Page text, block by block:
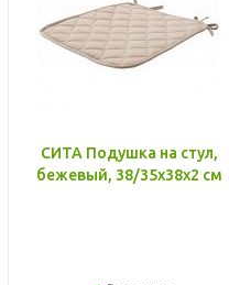
СИТА Подушка на стул,
бежевый, 38/35x38x2 см